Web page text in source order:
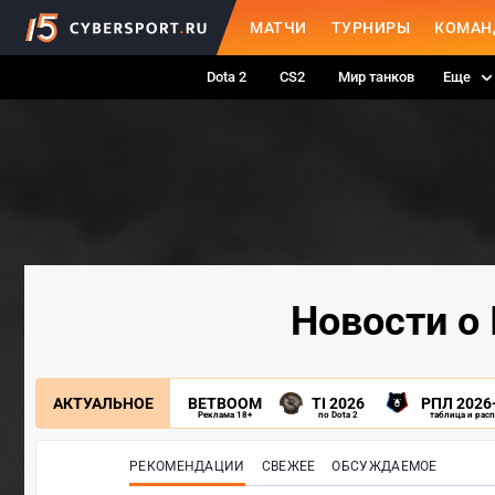
МАТЧИ ТУРНИРЫ
Dota 2 CS2 Мир танков Еще
Новости о
АКТУАЛЬНОЕ BETBOOM
Реклама 18+
TI 2026
по Dota 2
РПЛ
таблица и
РЕКОМЕНДАЦИИ СВЕЖЕЕ ОБСУЖДАЕМОЕ